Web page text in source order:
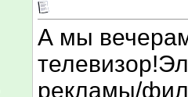
А мы
рекламы/